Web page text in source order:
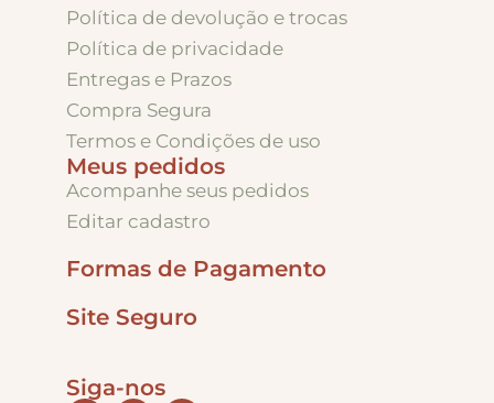
Política de devolução e trocas
Política de privacidade
Entregas e Prazos
Compra Segura
Termos e Condições de uso
Meus pedidos
Acompanhe seus pedidos
Editar cadastro
Formas de Pagamento
Site Seguro
Siga-nos